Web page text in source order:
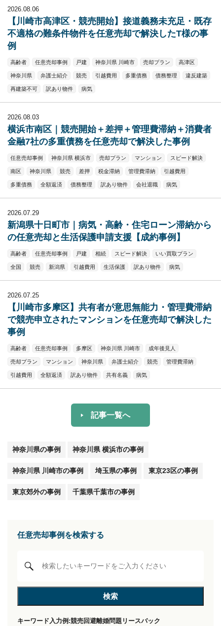
2026.08.06
【川崎市高津区・競売開始】接道義務未充足・既存
不適格の難条件物件を任意売却で解決したT様の事
例
高齢者 任意売却事例 戸建 神奈川県 川崎市 売却プラン 高津区
神奈川県 弁護士紹介 競売 引越費用 多重債務 債務整理 違反建築
再建築不可 訳あり物件 病気
2026.08.03
横浜市南区｜競売開始＋差押＋管理費滞納＋消費者
金融7社の多重債務を任意売却で解決した事例
任意売却事例 神奈川県 横浜市 売却プラン マンション スピード解決
南区 神奈川県 競売 差押 税金滞納 管理費滞納 引越費用
多重債務 全額返済 債務整理 訳あり物件 会社退職 病気
2026.07.29
新潟県十日町市｜病気・高齢・住宅ローン滞納から
の任意売却と生活保護申請支援【成約事例】
高齢者 任意売却事例 戸建 相続 スピード解決 いい買取プラン
全国 競売 新潟県 引越費用 生活保護 訳あり物件 病気
2026.07.25
【川崎市多摩区】共有者が意思無能力・管理費滞納
で競売申立されたマンションを任意売却で解決した
事例
高齢者 任意売却事例 多摩区 神奈川県 川崎市 成年後見人
売却プラン マンション 神奈川県 弁護士紹介 競売 管理費滞納
引越費用 全額返済 訳あり物件 共有名義 病気
記事一覧へ
神奈川県の事例 神奈川県 横浜市の事例
神奈川県 川崎市の事例 埼玉県の事例 東京23区の事例
東京郊外の事例 千葉県千葉市の事例
任意売却事例を検索する
キーワード入力例:競売回避離婚問題 リースバック